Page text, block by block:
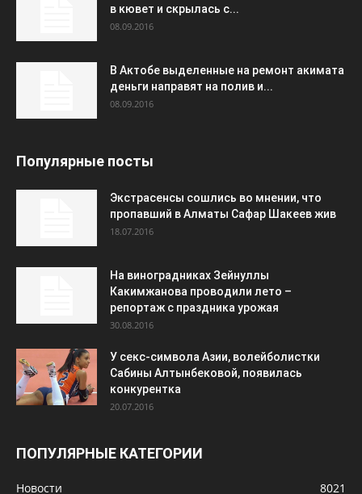
в кювет и скрылась с...
08.09.2016
В Актобе выделенные на ремонт акимата
деньги направят на полив и...
08.09.2016
Популярные посты
Экстрасенсы сошлись во мнении, что
пропавший в Алматы Сафар Шакеев жив
18.07.2016
На виноградниках Зейнуллы
Какимжанова проводили лето –
репортаж с праздника урожая
30.08.2016
У секс-символа Азии, волейболистки
Сабины Алтынбековой, появилась
конкурентка
20.07.2016
ПОПУЛЯРНЫЕ КАТЕГОРИИ
Новости
8021